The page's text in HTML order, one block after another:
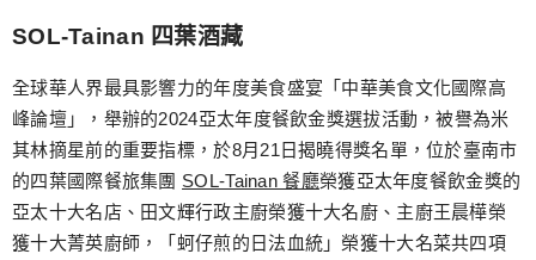
SOL-Tainan 四葉酒藏
全球華人界最具影響力的年度美食盛宴「中華美食文化國際高
峰論壇」，舉辦的2024亞太年度餐飲金獎選拔活動，被譽為米
其林摘星前的重要指標，於8月21日揭曉得獎名單，位於臺南市
的四葉國際餐旅集團 SOL-Tainan 餐廳榮獲亞太年度餐飲金獎的
亞太十大名店、田文輝行政主廚榮獲十大名廚、主廚王晨樺榮
獲十大菁英廚師，「蚵仔煎的日法血統」榮獲十大名菜共四項